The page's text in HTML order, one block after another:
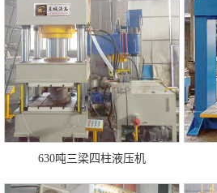
630吨三梁四柱液压机